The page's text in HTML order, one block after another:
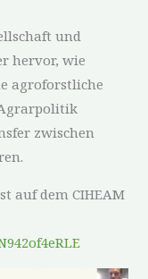
und
hervor, wie
agroforstliche
zwischen
auf dem CIHEAM